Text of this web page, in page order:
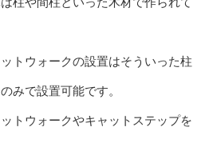
柱や間柱といった木材で作られて
トウォークの設置はそういった柱
みで設置可能です。
トウォークやキャットステップを